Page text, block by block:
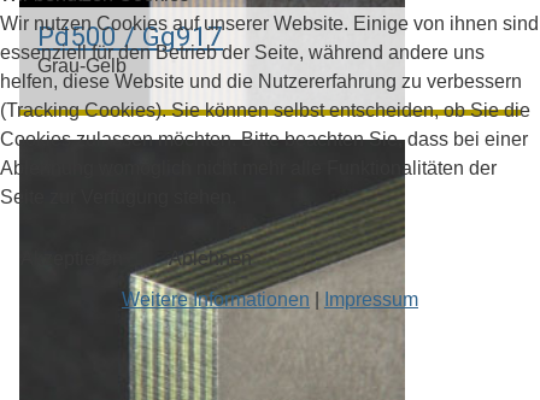
Pd500 / Gg917
Grau-Gelb
Wir nutzen Cookies auf unserer Website. Einige von ihnen sind
essenziell für den Betrieb der Seite, während andere uns
helfen, diese Website und die Nutzererfahrung zu verbessern
(Tracking Cookies). Sie können selbst entscheiden, ob Sie die
Cookies zulassen möchten. Bitte beachten Sie, dass bei einer
Ablehnung womöglich nicht mehr alle Funktionalitäten der
Seite zur Verfügung stehen.
Ablehnen
Weitere Informationen Impressum